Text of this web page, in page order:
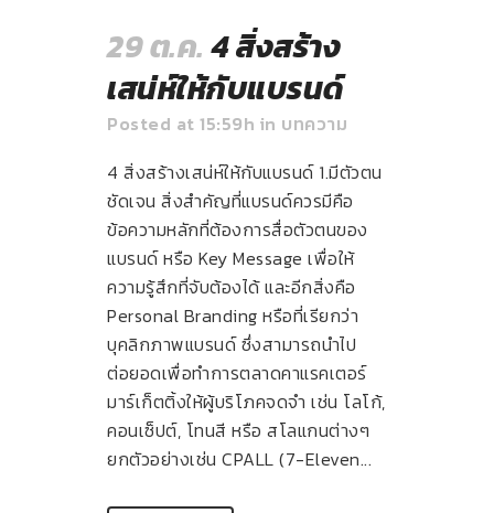
29 ต.ค. 4 สิ่งสร้าง
เสน่ห์ให้กับแบรนด์
Posted at 15:59h in บทความ
4 สิ่งสร้างเสน่ห์ให้กับแบรนด์ 1.มีตัวตน
ชัดเจน สิ่งสำคัญที่แบรนด์ควรมีคือ
ข้อความหลักที่ต้องการสื่อตัวตนของ
แบรนด์ หรือ Key Message เพื่อให้
ความรู้สึกที่จับต้องได้ และอีกสิ่งคือ
Personal Branding หรือที่เรียกว่า
บุคลิกภาพแบรนด์ ซึ่งสามารถนำไป
ต่อยอดเพื่อทำการตลาดคาแรคเตอร์
มาร์เก็ตติ้งให้ผู้บริโภคจดจำ เช่น โลโก้,
คอนเซ็ปต์, โทนสี หรือ สโลแกนต่างๆ
ยกตัวอย่างเช่น CPALL (7-Eleven...